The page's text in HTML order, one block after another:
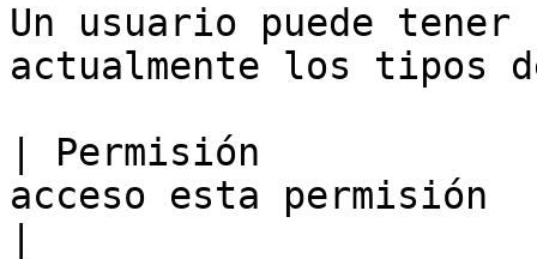
Un usuario puede tener
actualmente los tipos
| Permisión
acceso esta permisión